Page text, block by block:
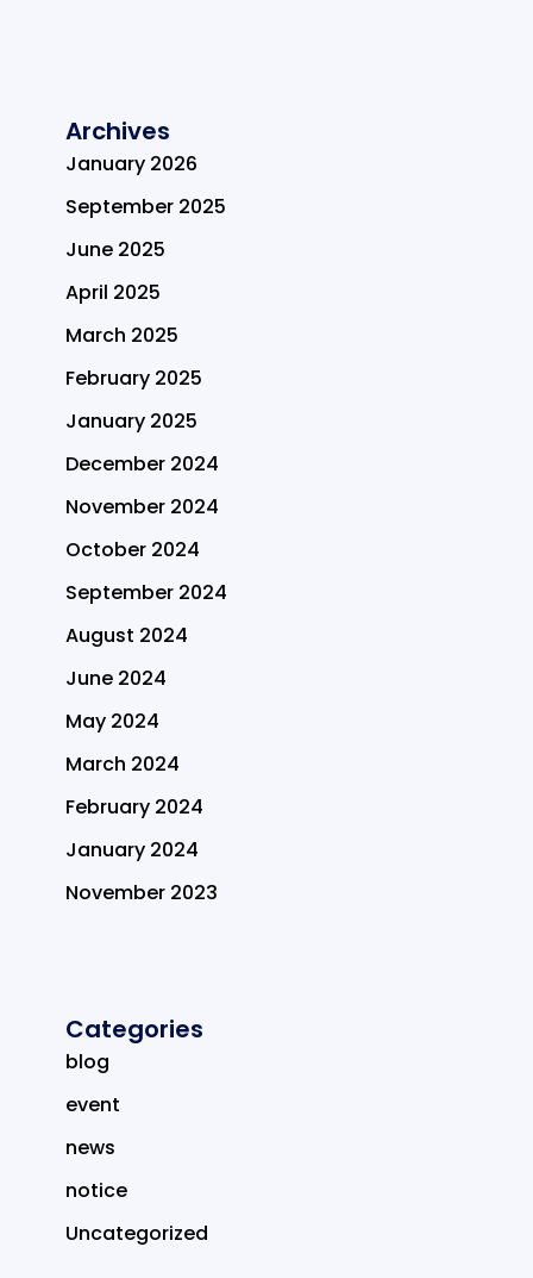
Archives
January 2026
September 2025
June 2025
April 2025
March 2025
February 2025
January 2025
December 2024
November 2024
October 2024
September 2024
August 2024
June 2024
May 2024
March 2024
February 2024
January 2024
November 2023
Categories
blog
event
news
notice
Uncategorized